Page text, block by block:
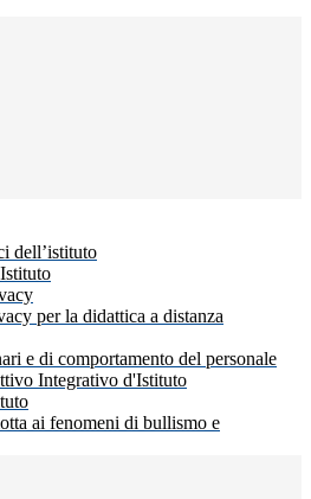
dell’istituto
per la didattica a distanza
e di comportamento del personale
Integrativo d'Istituto
ai fenomeni di bullismo e